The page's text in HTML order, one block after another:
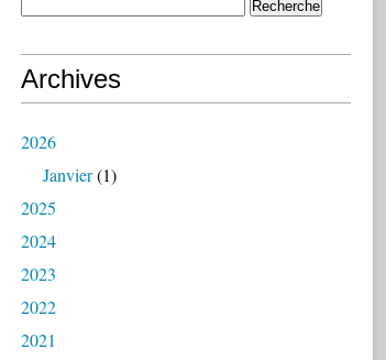
Archives
2026
Janvier(1)
2025
2024
2023
2022
2021